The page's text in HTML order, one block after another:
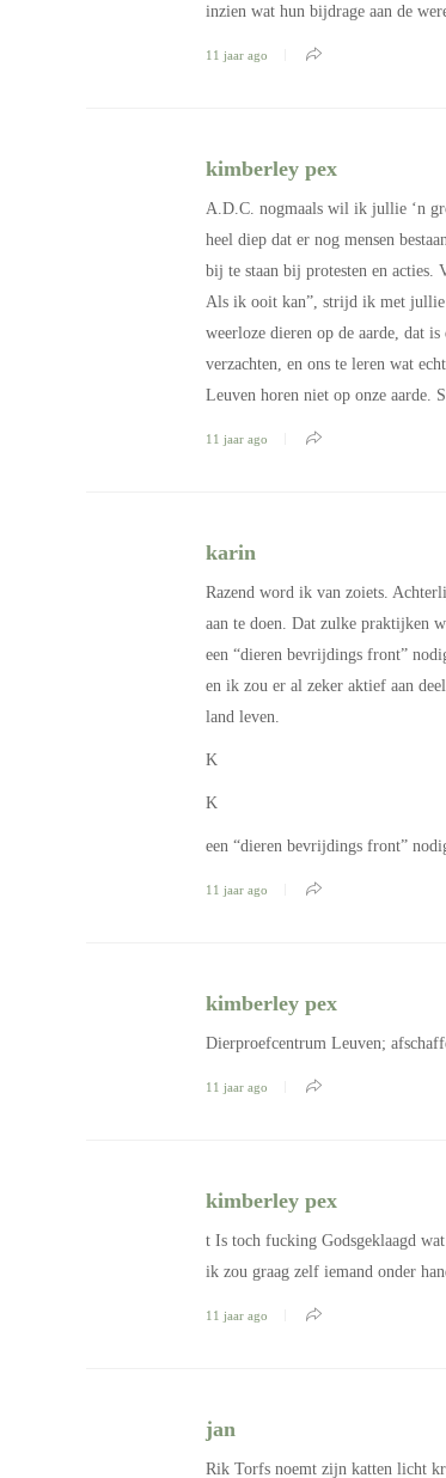
inzien wat hun bijdrage aan de
11 jaar ago
kimberley pex
A.D.C. nogmaals wil ik jullie ‘n
heel diep dat er nog mensen
bij te staan bij protesten en
Als ik ooit kan”, strijd ik met jullie
weerloze dieren op de aarde, dat
verzachten, en ons te leren wat
Leuven horen niet op onze aarde.
11 jaar ago
karin
Razend word ik van zoiets.
aan te doen. Dat zulke praktijken
een “dieren bevrijdings front”
en ik zou er al zeker aktief aan
land leven.
K
K
een “dieren bevrijdings front”
11 jaar ago
kimberley pex
Dierproefcentrum Leuven;
11 jaar ago
kimberley pex
t Is toch fucking Godsgeklaagd
ik zou graag zelf iemand onder
11 jaar ago
jan
Rik Torfs noemt zijn katten licht